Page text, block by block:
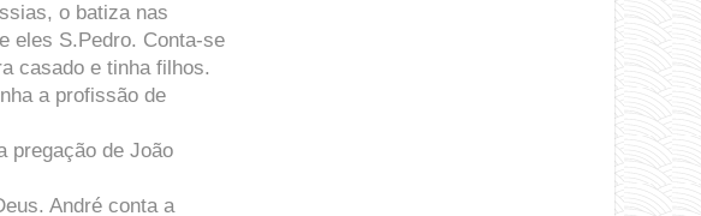
o batiza nas
eles S.Pedro. Conta-se
casado e tinha filhos.
a profissão de
pregação de João
André conta a